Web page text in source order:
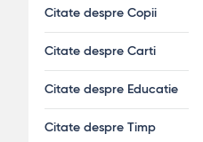
Citate despre Copii
Citate despre Carti
Citate despre Educatie
Citate despre Timp